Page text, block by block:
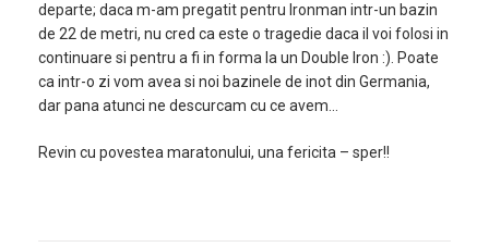
departe; daca m-am pregatit pentru Ironman intr-un bazin
de 22 de metri, nu cred ca este o tragedie daca il voi folosi in
continuare si pentru a fi in forma la un Double Iron :). Poate
ca intr-o zi vom avea si noi bazinele de inot din Germania,
dar pana atunci ne descurcam cu ce avem…
Revin cu povestea maratonului, una fericita – sper!!